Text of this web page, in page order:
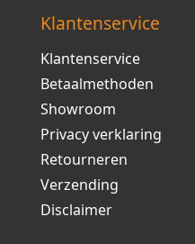
Klantenservice
Klantenservice
Betaalmethoden
Showroom
Privacy verklaring
Retourneren
Verzending
Disclaimer